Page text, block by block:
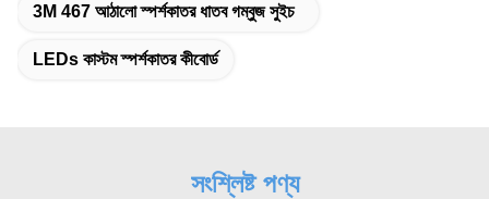
3M 467 আঠালো স্পর্শকাতর ধাতব গম্বুজ সুইচ
LEDs কাস্টম স্পর্শকাতর কীবোর্ড
সংশ্লিষ্ট পণ্য